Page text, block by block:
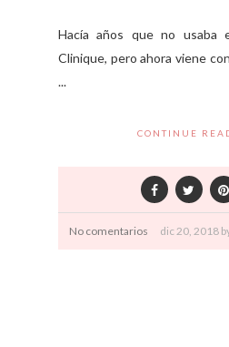
Hacía años que no usaba
Clinique, pero ahora viene
...
CONTINUE
No comentarios dic20, 2018